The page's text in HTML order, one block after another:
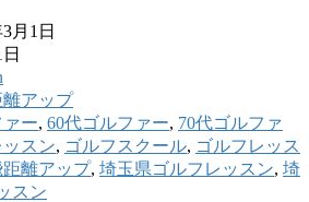
月1日
アップ
ー, 60代ゴルファー, 70代ゴルファ
スン, ゴルフスクール, ゴルフレッス
距離アップ, 埼玉県ゴルフレッスン, 埼
スン